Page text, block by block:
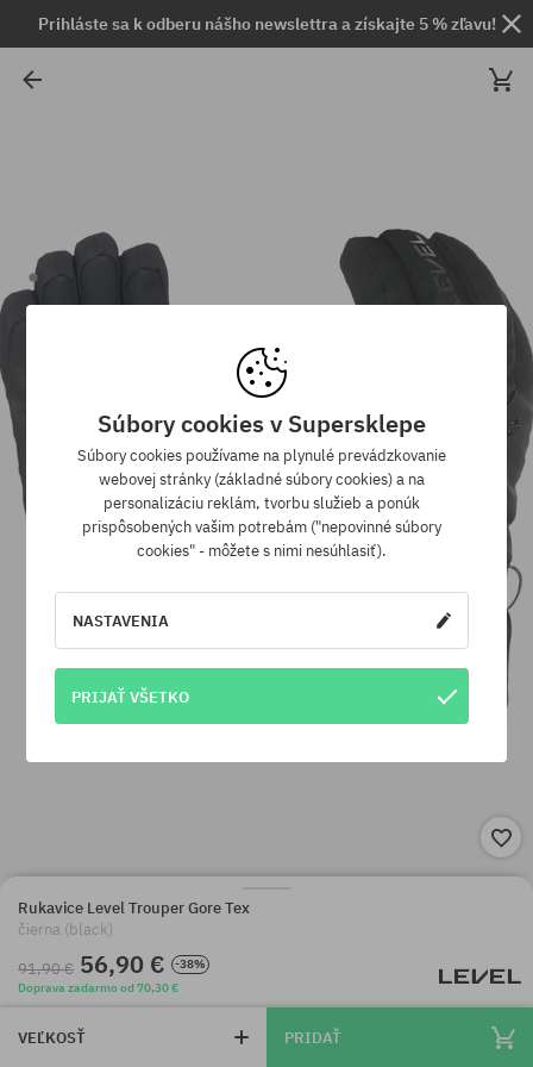
Prihláste sa k odberu nášho newslettra a získajte 5 % zľavu!
Rukavice Level Trouper Gore Tex
čierna (black)
91,90 € 56,90 €
-38%
Doprava zadarmo od 70,30 €
VEĽKOSŤ PRIDAŤ
Súbory cookies v Supersklepe
Súbory cookies používame na plynulé prevádzkovanie
webovej stránky (základné súbory cookies) a na
personalizáciu reklám, tvorbu služieb a ponúk
prispôsobených vašim potrebám ("nepovinné súbory
cookies" - môžete s nimi nesúhlasiť).
NASTAVENIA
PRIJAŤ VŠETKO